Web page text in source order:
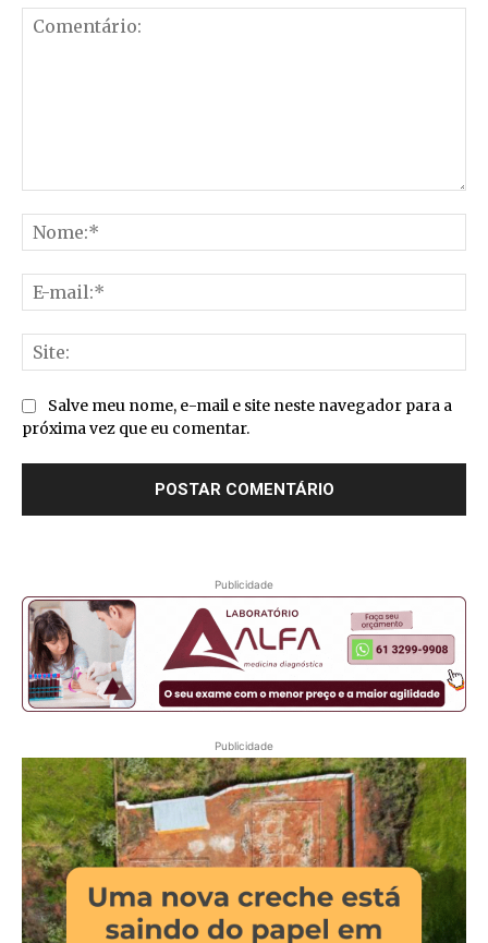
Salve meu nome, e-mail e site neste navegador para a
próxima vez que eu comentar.
Publicidade
Publicidade